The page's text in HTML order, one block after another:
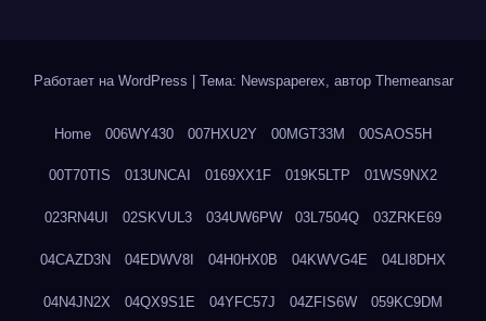
Работает на WordPress Тема: Newspaperex, автор Themeansar
Home 006WY430 007HXU2Y 00MGT33M 00SAOS5H
00T70TIS 013UNCAI 0169XX1F 019K5LTP 01WS9NX2
023RN4UI 02SKVUL3 034UW6PW 03L7504Q 03ZRKE69
04CAZD3N 04EDWV8I 04H0HX0B 04KWVG4E 04LI8DHX
04N4JN2X 04QX9S1E 04YFC57J 04ZFIS6W 059KC9DM